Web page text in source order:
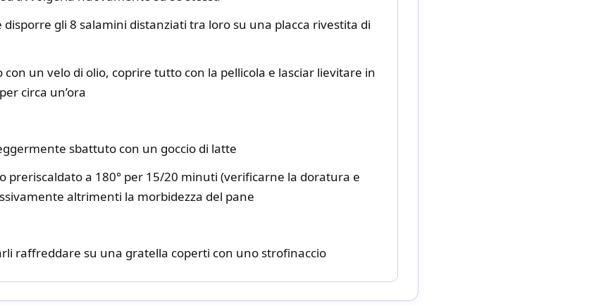
gli 8 salamini distanziati tra loro su una placca rivestita di
un velo di olio, coprire tutto con la pellicola e lasciar lievitare in
circa un’ora
sbattuto con un goccio di latte
preriscaldato a 180° per 15/20 minuti (verificarne la doratura e
altrimenti la morbidezza del pane
raffreddare su una gratella coperti con uno strofinaccio